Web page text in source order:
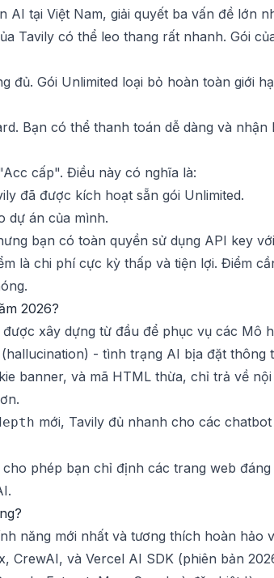
tại Việt Nam, giải quyết ba vấn đề lớn
Tavily có thể leo thang rất nhanh. Gói
đủ. Gói Unlimited loại bỏ hoàn toàn giới
Bạn có thể thanh toán dễ dàng và
cấp". Điều này có nghĩa là:
đã được kích hoạt sẵn gói Unlimited.
dự án của mình.
bạn có toàn quyền sử dụng API key
là chi phí cực kỳ thấp và tiện lợi. Điểm
2026?
xây dựng từ đầu để phục vụ các Mô
- tình trạng AI bịa đặt thông
banner, và mã HTML thừa, chỉ trả về
mới, Tavily đủ nhanh cho các
phép bạn chỉ định các trang web
năng mới nhất và tương thích hoàn hảo
CrewAI, và Vercel AI SDK (phiên bản